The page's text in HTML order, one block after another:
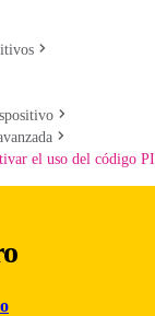
el uso del código